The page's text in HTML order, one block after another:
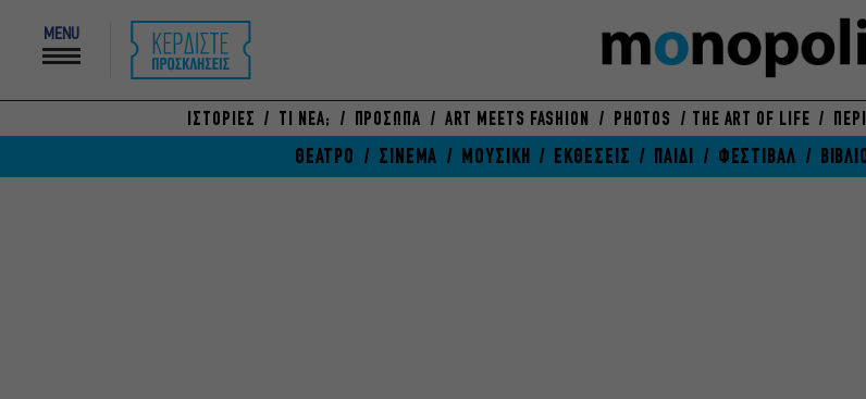
MENU
ΙΣΤΟΡΙΕΣ ΤΙ ΝΕΑ; ΠΡΟΣΩΠΑ ART MEETS FASHION PHOTOS THE ART OF LIFE
ΘΕΑΤΡΟ ΣΙΝΕΜΑ ΜΟΥΣΙΚΗ ΕΚΘΕΣΕΙΣ ΠΑΙΔΙ ΦΕΣΤΙΒΑΛ